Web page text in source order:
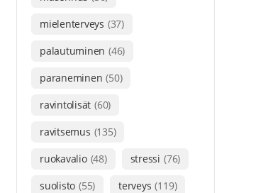
mielenterveys (37)
palautuminen (46)
paraneminen (50)
ravintolisät (60)
ravitsemus (135)
ruokavalio (48) stressi (76)
suolisto (55) terveys (119)